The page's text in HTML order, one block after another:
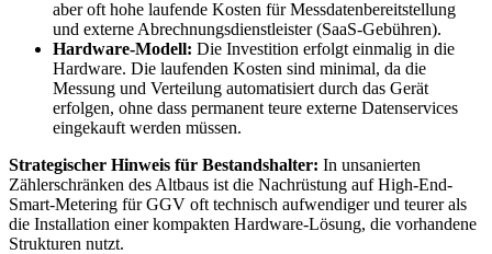
aber oft hohe laufende Kosten für Messdatenbereitstellung
und externe Abrechnungsdienstleister (SaaS-Gebühren).
Hardware-Modell: Die Investition erfolgt einmalig in die
Hardware. Die laufenden Kosten sind minimal, da die
Messung und Verteilung automatisiert durch das Gerät
erfolgen, ohne dass permanent teure externe Datenservices
eingekauft werden müssen.
Strategischer Hinweis für Bestandshalter: In unsanierten
Zählerschränken des Altbaus ist die Nachrüstung auf High-End-
Smart-Metering für GGV oft technisch aufwendiger und teurer als
die Installation einer kompakten Hardware-Lösung, die vorhandene
Strukturen nutzt.